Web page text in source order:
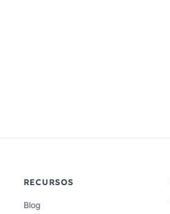
RECURSOS
Blog